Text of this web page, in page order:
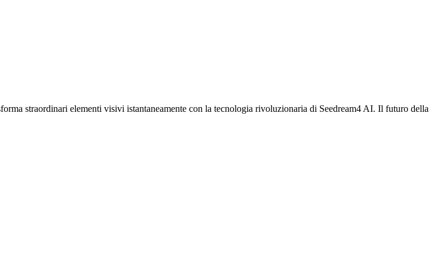
straordinari elementi visivi istantaneamente con la tecnologia rivoluzionaria di Seedream4 AI. Il futuro della